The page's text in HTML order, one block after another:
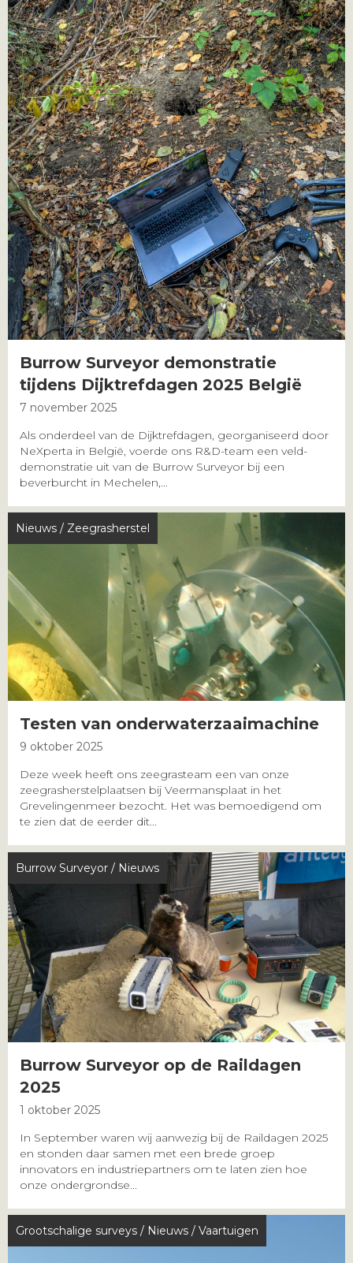
Burrow Surveyor demonstratie
tijdens Dijktrefdagen 2025 België
7 november 2025
Als onderdeel van de Dijktrefdagen, georganiseerd door
NeXperta in België, voerde ons R&D-team een veld­
demonstratie uit van de Burrow Surveyor bij een
beverburcht in Mechelen,...
Nieuws / Zeegrasherstel
Testen van onderwaterzaaimachine
9 oktober 2025
Deze week heeft ons zeegrasteam een van onze
zeegrasherstelplaatsen bij Veermansplaat in het
Grevelingenmeer bezocht. Het was bemoedigend om
te zien dat de eerder dit...
Burrow Surveyor / Nieuws
Burrow Surveyor op de Raildagen
2025
1 oktober 2025
In September waren wij aanwezig bij de Raildagen 2025
en stonden daar samen met een brede groep
innovators en industriepartners om te laten zien hoe
onze ondergrondse...
Grootschalige surveys / Nieuws / Vaartuigen